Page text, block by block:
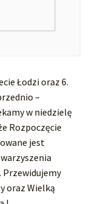
Łodzi oraz 6.
–
w niedzielę
Rozpoczęcie
jest
Przewidujemy
oraz Wielką